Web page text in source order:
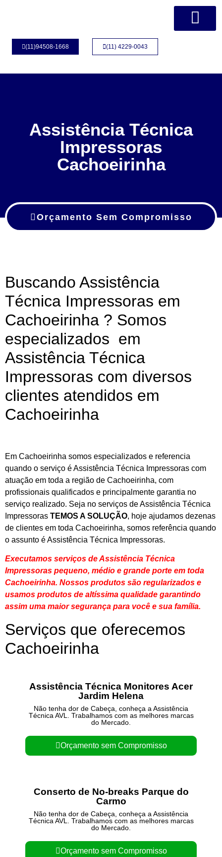
(11)94508-1668 (11) 4229-0043
Assistência Técnica
Impressoras
Cachoeirinha
Orçamento Sem Compromisso
Buscando Assistência
Técnica Impressoras em
Cachoeirinha ? Somos
especializados em
Assistência Técnica
Impressoras com diversos
clientes atendidos em
Cachoeirinha
Em Cachoeirinha somos especializados e referencia
quando o serviço é Assistência Técnica Impressoras com
atuação em toda a região de Cachoeirinha, com
profissionais qualificados e principalmente garantia no
serviço realizado. Seja no serviços de Assistência Técnica
Impressoras TEMOS A SOLUÇÃO, hoje ajudamos dezenas
de clientes em toda Cachoeirinha, somos referência quando
o assunto é Assistência Técnica Impressoras.
Executamos serviços de Assistência Técnica
Impressoras pequeno, médio e grande porte em toda
Cachoeirinha. Nossos produtos são regularizados e
usamos produtos de altíssima qualidade garantindo
assim uma maior segurança para você e sua família.
Serviços que oferecemos
Cachoeirinha
Assistência Técnica Monitores Acer
Jardim Helena
Não tenha dor de Cabeça, conheça a Assistência
Técnica AVL. Trabalhamos com as melhores marcas
do Mercado.
Orçamento sem Compromisso
Conserto de No-breaks Parque do
Carmo
Não tenha dor de Cabeça, conheça a Assistência
Técnica AVL. Trabalhamos com as melhores marcas
do Mercado.
Orçamento sem Compromisso